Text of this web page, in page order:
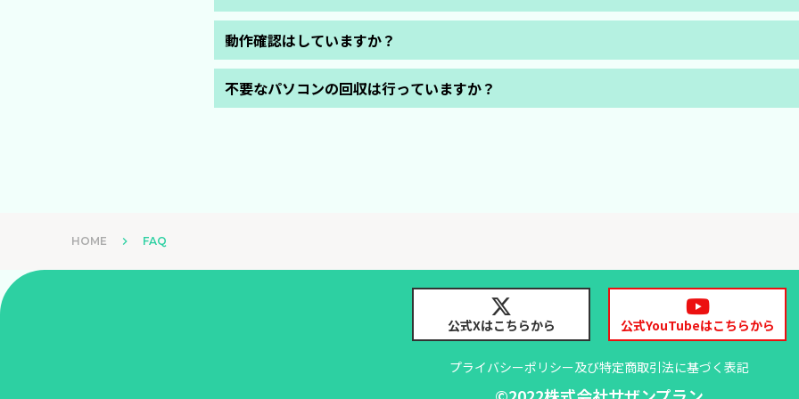
本免責事項に同意できない場合は、商品を発注されないようお願い申上げます。
平日の9:30～17:00です。土日祝はお休みになります。
動作確認はしていますか？
当店におきましては、動作確認専門の担当者を設置し、「入荷時」と「清掃後」の2回動作確認を行っ
中古である以上、正常に動作しない可能性はあるということを念頭に置き、
念入りに動作確認専用マニュアルに沿った動作試験を行っております。
不要なパソコンの回収は行っていますか？
HOME keyboard_arrow_right FAQ
公式Xはこちらから 公式YouTubeはこちらから
プライバシーポリシー及び特定商取引法に基づく表記